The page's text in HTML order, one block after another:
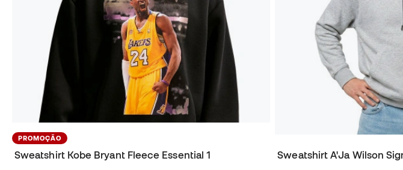
PROMOÇÃO
Sweatshirt Kobe Bryant Fleece Essential 1
Sweatshirt A'Ja Wilson